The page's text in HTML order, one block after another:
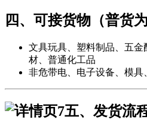
四、可接货物（普货为
文具玩具、塑料制品、五
材、普通化工品
非危带电、电子设备、模具
五、发货流